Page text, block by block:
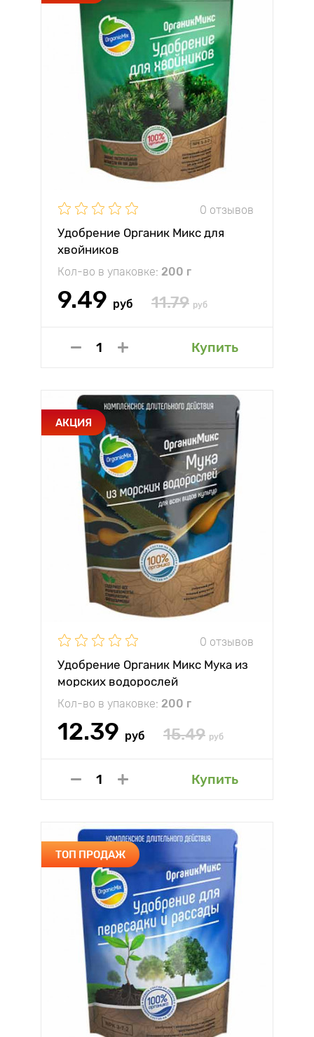
0 отзывов
Удобрение Органик Микс для
хвойников
Кол-во в упаковке: 200 г
9.49 руб 11.79 руб
Купить
АКЦИЯ
0 отзывов
Удобрение Органик Микс Мука из
морских водорослей
Кол-во в упаковке: 200 г
12.39 руб 15.49 руб
Купить
ТОП ПРОДАЖ